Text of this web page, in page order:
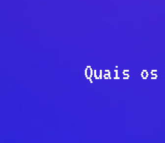
Quais os